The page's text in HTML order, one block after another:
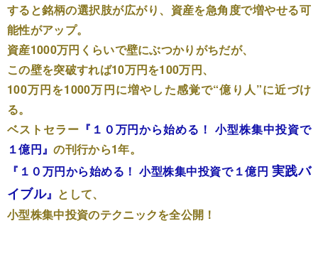
すると銘柄の選択肢が広がり、資産を急角度で増やせる可
能性がアップ。
資産1000万円くらいで壁にぶつかりがちだが、
この壁を突破すれば10万円を100万円、
100万円を1000万円に増やした感覚で“億り人”に近づけ
る。
ベストセラー 『１０万円から始める！ 小型株集中投資で
１億円』の刊行から1年。
『１０万円から始める！ 小型株集中投資で１億円 実践バ
イブル』 として、
小型株集中投資のテクニックを全公開！